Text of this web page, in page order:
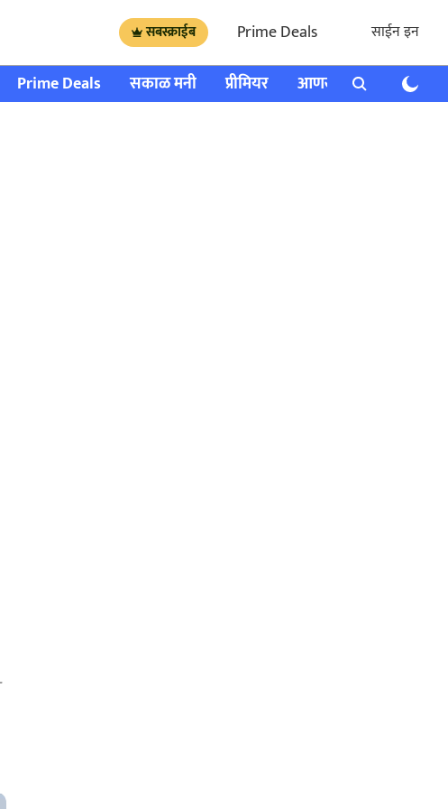
सबस्क्राईब Prime Deals साईन इन
Prime Deals सकाळ मनी प्रीमियर आणखी राशी भविष्य